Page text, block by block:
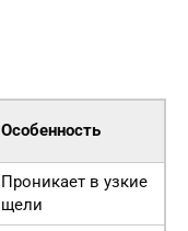
Особенность
Проникает в узкие
щели